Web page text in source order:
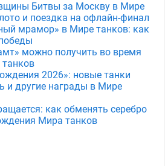
Битвы за Москву в Мире
и поездка на офлайн-финал
мрамор» в Мире танков: как
можно получить во время
2026»: новые танки
и другие награды в Мире
как обменять серебро
Мира танков